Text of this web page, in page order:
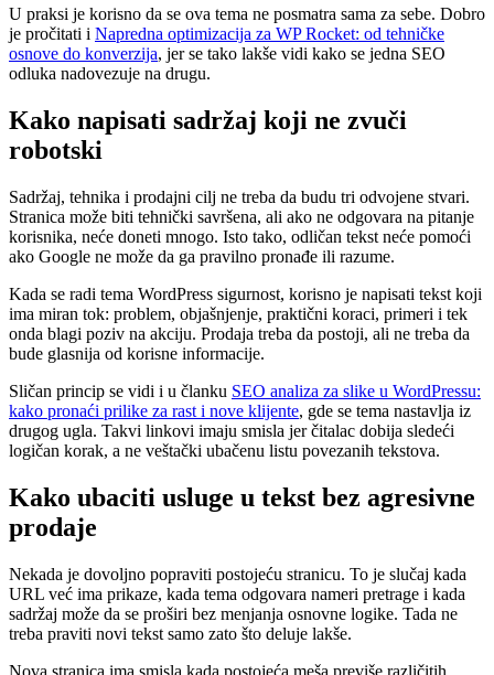
U praksi je korisno da se ova tema ne posmatra sama za sebe. Dobro
je pročitati i Napredna optimizacija za WP Rocket: od tehničke
osnove do konverzija, jer se tako lakše vidi kako se jedna SEO
odluka nadovezuje na drugu.
Kako napisati sadržaj koji ne zvuči
robotski
Sadržaj, tehnika i prodajni cilj ne treba da budu tri odvojene stvari.
Stranica može biti tehnički savršena, ali ako ne odgovara na pitanje
korisnika, neće doneti mnogo. Isto tako, odličan tekst neće pomoći
ako Google ne može da ga pravilno pronađe ili razume.
Kada se radi tema WordPress sigurnost, korisno je napisati tekst koji
ima miran tok: problem, objašnjenje, praktični koraci, primeri i tek
onda blagi poziv na akciju. Prodaja treba da postoji, ali ne treba da
bude glasnija od korisne informacije.
Sličan princip se vidi i u članku SEO analiza za slike u WordPressu:
kako pronaći prilike za rast i nove klijente, gde se tema nastavlja iz
drugog ugla. Takvi linkovi imaju smisla jer čitalac dobija sledeći
logičan korak, a ne veštački ubačenu listu povezanih tekstova.
Kako ubaciti usluge u tekst bez agresivne
prodaje
Nekada je dovoljno popraviti postojeću stranicu. To je slučaj kada
URL već ima prikaze, kada tema odgovara nameri pretrage i kada
sadržaj može da se proširi bez menjanja osnovne logike. Tada ne
treba praviti novi tekst samo zato što deluje lakše.
Nova stranica ima smisla kada postojeća meša previše različitih